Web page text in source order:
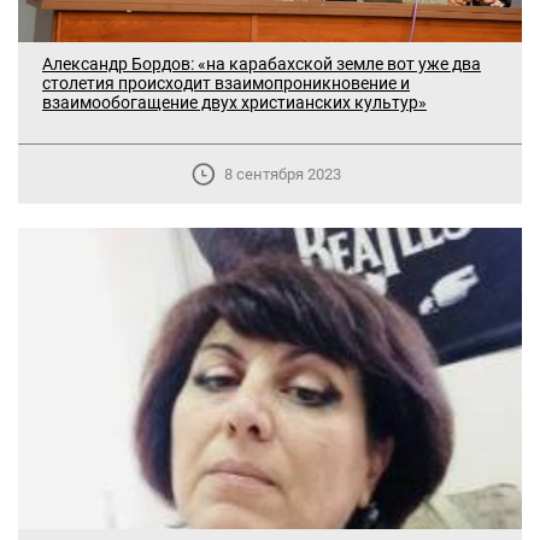
Александр Бордов: «на карабахской земле вот уже два
столетия происходит взаимопроникновение и
взаимообогащение двух христианских культур»
8 сентября 2023